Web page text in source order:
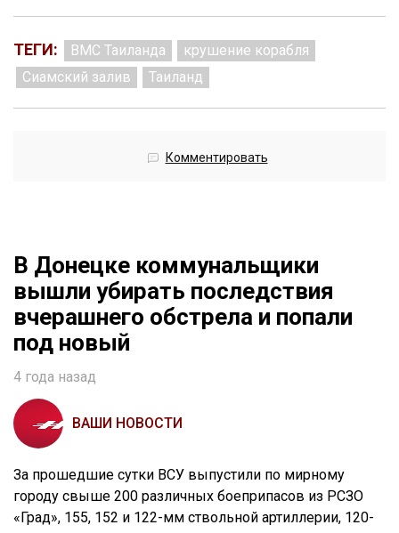
ТЕГИ: ВМС Таиланда
крушение корабля
Сиамский залив
Таиланд
Комментировать
В Донецке коммунальщики
вышли убирать последствия
вчерашнего обстрела и попали
под новый
4 года назад
ВАШИ НОВОСТИ
За прошедшие сутки ВСУ выпустили по мирному
городу свыше 200 различных боеприпасов из РСЗО
«Град», 155, 152 и 122-мм ствольной артиллерии, 120-